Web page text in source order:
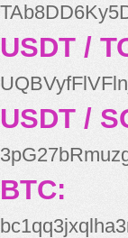
USDT /
USDT /
BTC: